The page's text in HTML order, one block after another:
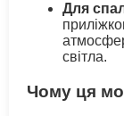
Для
світла.
Чому ця